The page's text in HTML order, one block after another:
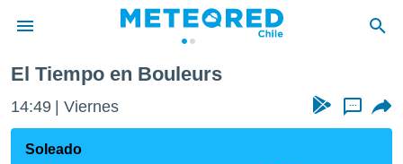
de
por
El Tiempo en Bouleurs
14:49 Viernes ...
Soleado